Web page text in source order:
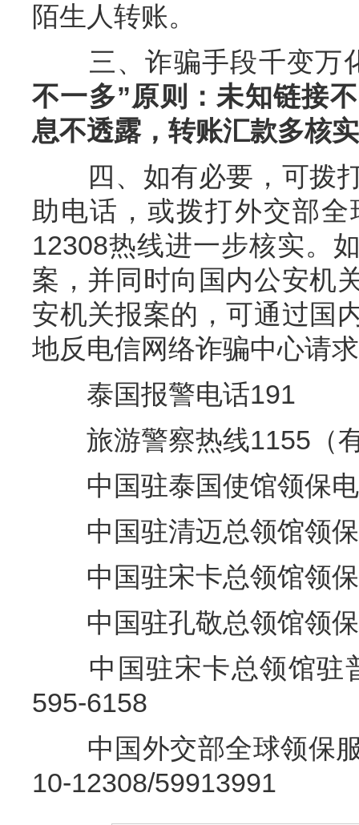
陌生人转账。
三、诈骗手段千变万
不一多”原则：未知链接
息不透露，转账汇款多核
四、如有必要，可拨打
助电话，或拨打外交部
12308热线进一步核实。
案，并同时向国内公安机
安机关报案的，可通过国
地反电信网络诈骗中心请
泰国报警电话191
旅游警察热线1155（
中国驻泰国使馆领保电
中国驻清迈总领馆领保
中国驻宋卡总领馆领保
中国驻孔敬总领馆领保
中国驻宋卡总领馆驻
595-6158
中国外交部全球领保服
10-12308/59913991